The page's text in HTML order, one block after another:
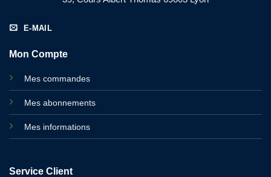
E-MAIL
Mon Compte
Mes commandes
Mes abonnements
Mes informations
Service Client